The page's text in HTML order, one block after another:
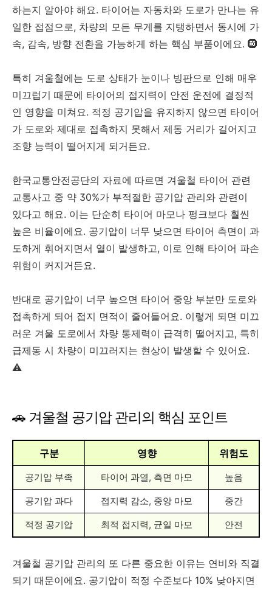
하는지 알아야 해요. 타이어는 자동차와 도로가 만나는 유
일한 접점으로, 차량의 모든 무게를 지탱하면서 동시에 가
속, 감속, 방향 전환을 가능하게 하는 핵심 부품이에요. 🛞
특히 겨울철에는 도로 상태가 눈이나 빙판으로 인해 매우
미끄럽기 때문에 타이어의 접지력이 안전 운전에 결정적
인 영향을 미쳐요. 적정 공기압을 유지하지 않으면 타이어
가 도로와 제대로 접촉하지 못해서 제동 거리가 길어지고
조향 능력이 떨어지게 되거든요.
한국교통안전공단의 자료에 따르면 겨울철 타이어 관련
교통사고 중 약 30%가 부적절한 공기압 관리와 관련이
있다고 해요. 이는 단순히 타이어 마모나 펑크보다 훨씬
높은 비율이에요. 공기압이 너무 낮으면 타이어 측면이 과
도하게 휘어지면서 열이 발생하고, 이로 인해 타이어 파손
위험이 커지거든요.
반대로 공기압이 너무 높으면 타이어 중앙 부분만 도로와
접촉하게 되어 접지 면적이 줄어들어요. 이렇게 되면 미끄
러운 겨울 도로에서 차량 통제력이 급격히 떨어지고, 특히
급제동 시 차량이 미끄러지는 현상이 발생할 수 있어요.
⚠️
🚗 겨울철 공기압 관리의 핵심 포인트
구분 영향 위험도
공기압 부족 타이어 과열, 측면 마모 높음
공기압 과다 접지력 감소, 중앙 마모 중간
적정 공기압 최적 접지력, 균일 마모 안전
겨울철 공기압 관리의 또 다른 중요한 이유는 연비와 직결
되기 때문이에요. 공기압이 적정 수준보다 10% 낮아지면